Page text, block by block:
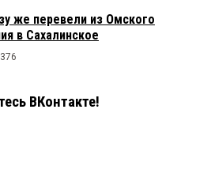
же перевели из Омского
в Сахалинское
376
ВКонтакте!